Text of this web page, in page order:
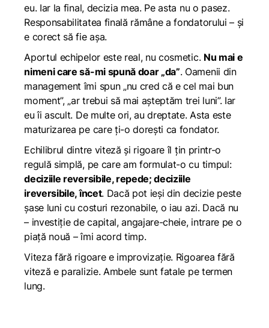
eu. Iar la final, decizia mea. Pe asta nu o pasez.
Responsabilitatea finală rămâne a fondatorului – și
e corect să fie așa.
Aportul echipelor este real, nu cosmetic. Nu mai e
nimeni care să-mi spună doar „da”. Oamenii din
management îmi spun „nu cred că e cel mai bun
moment”, „ar trebui să mai așteptăm trei luni”. Iar
eu îi ascult. De multe ori, au dreptate. Asta este
maturizarea pe care ți-o dorești ca fondator.
Echilibrul dintre viteză și rigoare îl țin printr-o
regulă simplă, pe care am formulat-o cu timpul:
deciziile reversibile, repede; deciziile
ireversibile, încet. Dacă pot ieși din decizie peste
șase luni cu costuri rezonabile, o iau azi. Dacă nu
– investiție de capital, angajare-cheie, intrare pe o
piață nouă – îmi acord timp.
Viteza fără rigoare e improvizație. Rigoarea fără
viteză e paralizie. Ambele sunt fatale pe termen
lung.